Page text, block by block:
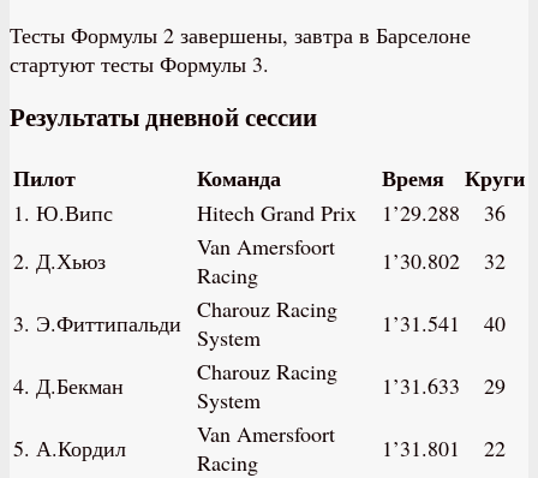
Тесты Формулы 2 завершены, завтра в Барселоне
стартуют тесты Формулы 3.
Результаты дневной сессии
Пилот Команда Время Круги
1. Ю.Випс Hitech Grand Prix 1’29.288
36
2. Д.Хьюз
Van Amersfoort
Racing
1’30.802 32
3. Э.Фиттипальди Charouz Racing
System
1’31.541 40
4. Д.Бекман
Charouz Racing
System
1’31.633 29
5. А.Кордил
Van Amersfoort
Racing
1’31.801
22